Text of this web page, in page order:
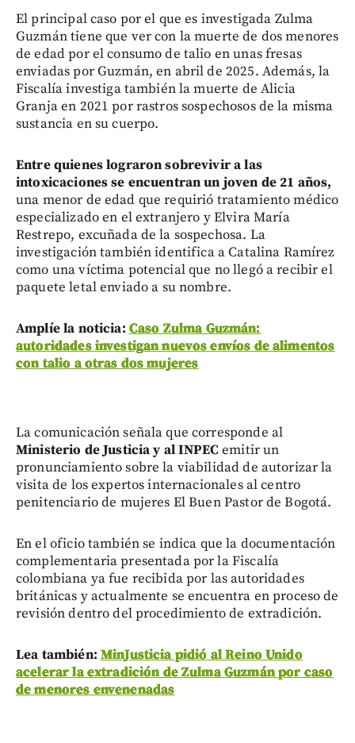
El principal caso por el que es investigada Zulma
Guzmán tiene que ver con la muerte de dos menores
de edad por el consumo de talio en unas fresas
enviadas por Guzmán, en abril de 2025. Además, la
Fiscalía investiga también la muerte de Alicia
Granja en 2021 por rastros sospechosos de la misma
sustancia en su cuerpo.
Entre quienes lograron sobrevivir a las
intoxicaciones se encuentran un joven de 21 años,
una menor de edad que requirió tratamiento médico
especializado en el extranjero y Elvira María
Restrepo, excuñada de la sospechosa. La
investigación también identifica a Catalina Ramírez
como una víctima potencial que no llegó a recibir el
paquete letal enviado a su nombre.
Amplíe la noticia: Caso Zulma Guzmán:
autoridades investigan nuevos envíos de alimentos
con talio a otras dos mujeres
La comunicación señala que corresponde al
Ministerio de Justicia y al INPECemitir un
pronunciamiento sobre la viabilidad de autorizar la
visita de los expertos internacionales al centro
penitenciario de mujeres El Buen Pastor de Bogotá.
En el oficio también se indica que la documentación
complementaria presentada por la Fiscalía
colombiana ya fue recibida por las autoridades
británicas y actualmente se encuentra en proceso de
revisión dentro del procedimiento de extradición.
Lea también: MinJusticia pidió al Reino Unido
acelerar la extradición de Zulma Guzmán por caso
de menores envenenadas